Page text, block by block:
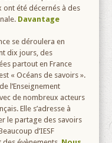
ont été décernés à des
Davantage
se déroulera en
dix jours, des
partout en France
« Océans de savoirs ».
l’Enseignement
de nombreux acteurs
Elle s’adresse à
le partage des savoirs
d’IESF